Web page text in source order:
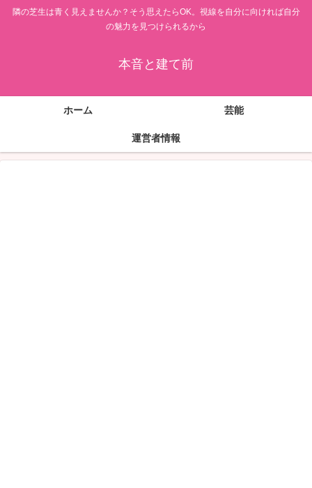
隣の芝生は青く見えませんか？そう思えたらOK。視線を自分に向ければ自分
の魅力を見つけられるから
本音と建て前
ホーム 芸能
運営者情報